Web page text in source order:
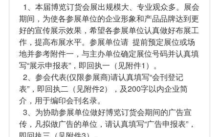
1、本届博览订货会展出规模大、专业观众多。展会
期间，为使各参展单位的企业形象和产品品牌达到更
好的宣传展示效果，希望各参展单位认真做好布展工
作，提高布展水平。参展单位请 提前预定展位或场
地并参考附件一，与主办单位确定展位号码并认真填
写“展示申报表”，即回执一（见附件1）。
2、参会代表(仅限参展商)请认真填写“会刊登记
表”，即回执二（见附件2），及200字以内企业简
介，用于编印会刊名录。
3、为协助参展单位做好博览订货会期间的广告宣
传，凡拟做广告的单位，请认真填写“广告申报表”，